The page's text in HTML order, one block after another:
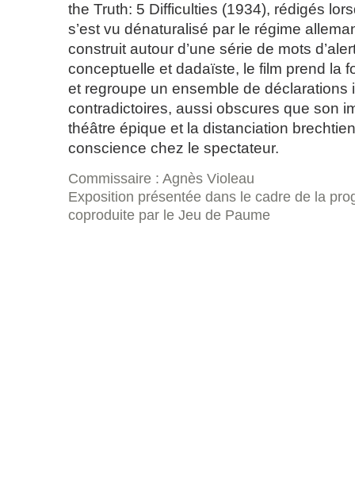
the Truth: 5 Difficulties (1934), rédigés
s’est vu dénaturalisé par le régime
construit autour d’une série de mots
conceptuelle et dadaïste, le film prend la
et regroupe un ensemble de déclarations
contradictoires, aussi obscures que son
théâtre épique et la distanciation
conscience chez le spectateur.
Commissaire : Agnès Violeau
Exposition présentée dans le cadre de la
coproduite par le Jeu de Paume